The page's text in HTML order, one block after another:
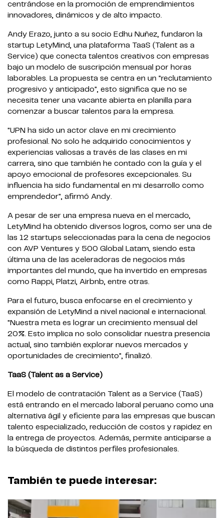
centrándose en la promoción de emprendimientos
innovadores, dinámicos y de alto impacto.
Andy Erazo, junto a su socio Edhu Nuñez, fundaron la
startup LetyMind, una plataforma TaaS (Talent as a
Service) que conecta talentos creativos con empresas
bajo un modelo de suscripción mensual por horas
laborables. La propuesta se centra en un "reclutamiento
progresivo y anticipado", esto significa que no se
necesita tener una vacante abierta en planilla para
comenzar a buscar talentos para la empresa.
"UPN ha sido un actor clave en mi crecimiento
profesional. No solo he adquirido conocimientos y
experiencias valiosas a través de las clases en mi
carrera, sino que también he contado con la guía y el
apoyo emocional de profesores excepcionales. Su
influencia ha sido fundamental en mi desarrollo como
emprendedor", afirmó Andy.
A pesar de ser una empresa nueva en el mercado,
LetyMind ha obtenido diversos logros, como ser una de
las 12 startups seleccionadas para la cena de negocios
con AVP Ventures y 500 Global Latam, siendo esta
última una de las aceleradoras de negocios más
importantes del mundo, que ha invertido en empresas
como Rappi, Platzi, Airbnb, entre otras.
Para el futuro, busca enfocarse en el crecimiento y
expansión de LetyMind a nivel nacional e internacional.
"Nuestra meta es lograr un crecimiento mensual del
20%. Esto implica no solo consolidar nuestra presencia
actual, sino también explorar nuevos mercados y
oportunidades de crecimiento", finalizó.
TaaS (Talent as a Service)
El modelo de contratación Talent as a Service (TaaS)
está entrando en el mercado laboral peruano como una
alternativa ágil y eficiente para las empresas que buscan
talento especializado, reducción de costos y rapidez en
la entrega de proyectos. Además, permite anticiparse a
la búsqueda de distintos perfiles profesionales.
También te puede interesar: